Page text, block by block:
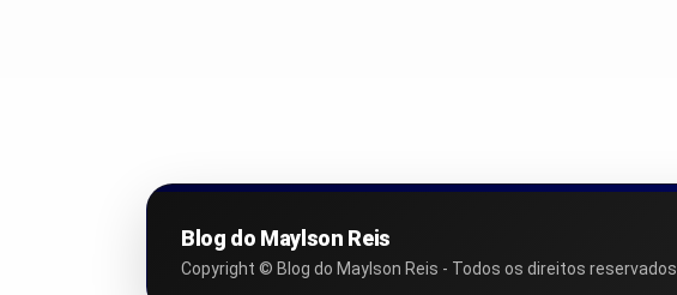
Blog do Maylson Reis
Copyright © Blog do Maylson Reis - Todos os direitos reservados.